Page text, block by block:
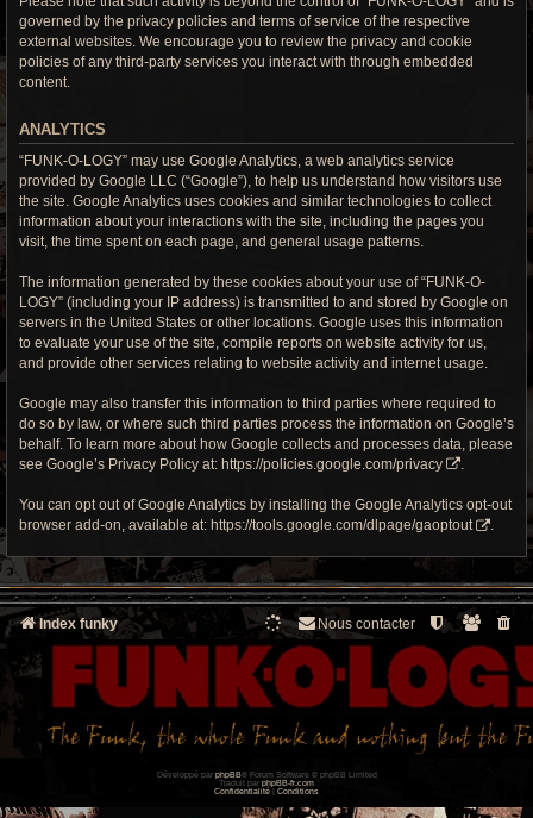
governed by the privacy policies and terms of service of the respective
external websites. We encourage you to review the privacy and cookie
policies of any third-party services you interact with through embedded
content.
ANALYTICS
“FUNK-O-LOGY” may use Google Analytics, a web analytics service
provided by Google LLC (“Google”), to help us understand how visitors use
the site. Google Analytics uses cookies and similar technologies to collect
information about your interactions with the site, including the pages you
visit, the time spent on each page, and general usage patterns.
The information generated by these cookies about your use of “FUNK-O-
LOGY” (including your IP address) is transmitted to and stored by Google on
servers in the United States or other locations. Google uses this information
to evaluate your use of the site, compile reports on website activity for us,
and provide other services relating to website activity and internet usage.
Google may also transfer this information to third parties where required to
do so by law, or where such third parties process the information on Google’s
behalf. To learn more about how Google collects and processes data, please
see Google’s Privacy Policy at: https://policies.google.com/privacy .
You can opt out of Google Analytics by installing the Google Analytics opt-out
browser add-on, available at: https://tools.google.com/dlpage/gaoptout .
Index funky Nous contacter
Développé par phpBB® Forum Software © phpBB Limited
Traduit par phpBB-fr.com
Confidentialité
Conditions